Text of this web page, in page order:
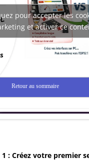
pour accepter les
et activer ce
Retour au sommaire
1 : Créez votre premier